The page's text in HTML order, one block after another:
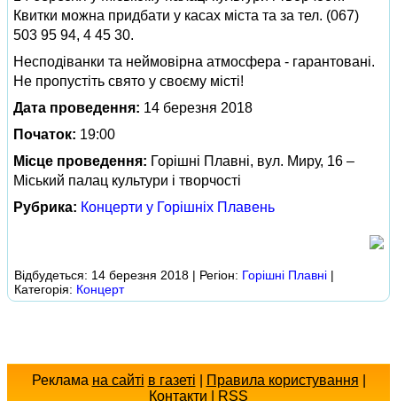
Квитки можна придбати у касах міста та за тел. (067)
503 95 94, 4 45 30.
Несподіванки та неймовірна атмосфера - гарантовані.
Не пропустіть свято у своєму місті!
Дата проведення: 14 березня 2018
Початок: 19:00
Місце проведення: Горішні Плавні, вул. Миру, 16 –
Міський палац культури і творчості
Рубрика: Концерти у Горішніх Плавень
Відбудеться: 14 березня 2018 | Регіон: Горішні Плавні |
Категорія: Концерт
Реклама на сайті в газеті Правила користування
Контакти
RSS